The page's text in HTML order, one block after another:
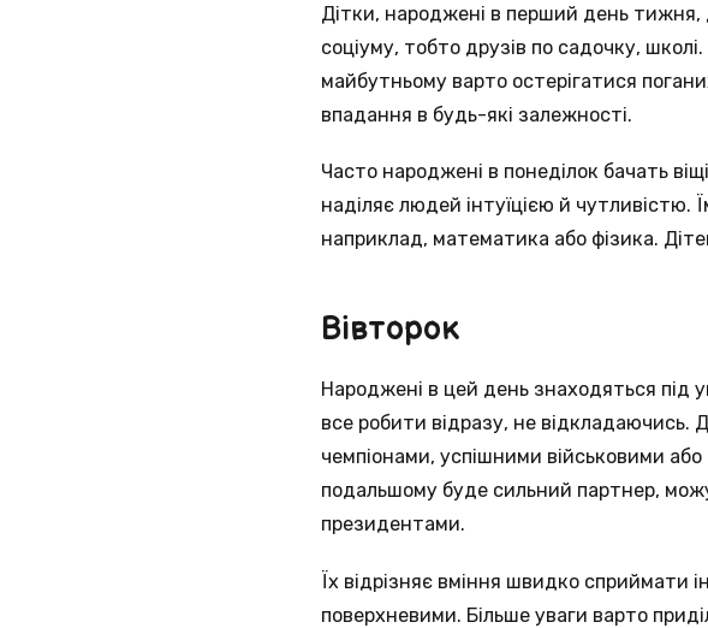
Дітки, народжені в перший день
соціуму, тобто друзів по садочку,
майбутньому варто остерігатися
впадання в будь-які залежності.
Часто народжені в понеділок бачать
наділяє людей інтуїцією й
наприклад, математика або фізика.
Вівторок
Народжені в цей день знаходяться під
все робити відразу, не відкладаючись.
чемпіонами, успішними військовими
подальшому буде сильний партнер,
президентами.
Їх відрізняє вміння швидко сприймати
поверхневими. Більше уваги варто